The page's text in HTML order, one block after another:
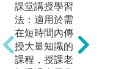
實驗法:透過實
驗操作驗證理
論並進行探
討。
課堂講授學習
法：適用於需
在短時間內傳
授大量知識的
課程，授課老